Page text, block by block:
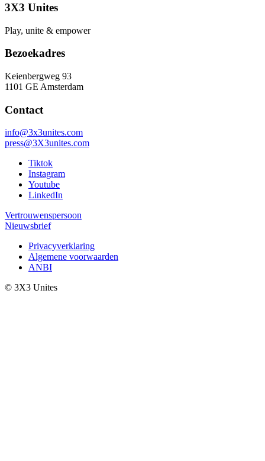
3X3 Unites
Play, unite & empower
Bezoekadres
Keienbergweg 93
1101 GE Amsterdam
Contact
info@3x3unites.com
press@3X3unites.com
Tiktok
Instagram
Youtube
LinkedIn
Vertrouwenspersoon
Nieuwsbrief
Privacyverklaring
Algemene voorwaarden
ANBI
© 3X3 Unites